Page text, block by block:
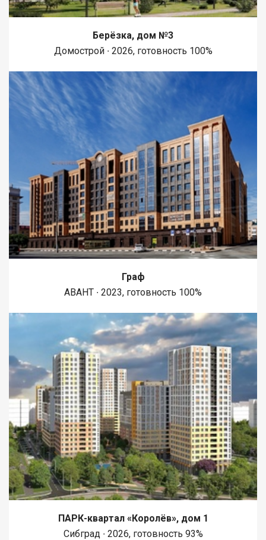
Берёзка, дом №3
Домострой ∙ 2026, готовность 100%
Граф
АВАНТ ∙ 2023, готовность 100%
ПАРК-квартал «Королёв», дом 1
Сибград ∙ 2026, готовность 93%